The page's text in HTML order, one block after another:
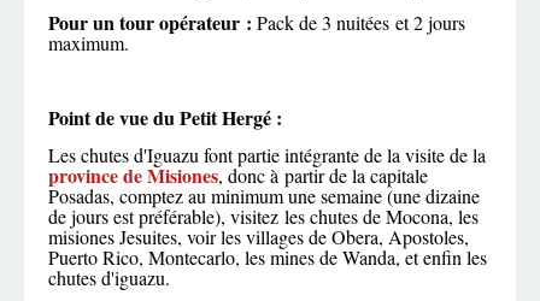
Pour un touropérateur : Pack de 3 nuitées et 2 jours
maximum.
Point de vue du Petit Hergé :
Les chutes d'Iguazu font partie intégrante de la visite de la
province de Misiones, donc à partir de la capitale
Posadas, comptez au minimum une semaine (une dizaine
de jours est préférable), visitez les chutes de Mocona, les
misiones Jesuites, voir les villages de Obera, Apostoles,
Puerto Rico, Montecarlo, les mines de Wanda, et enfin les
chutes d'iguazu.